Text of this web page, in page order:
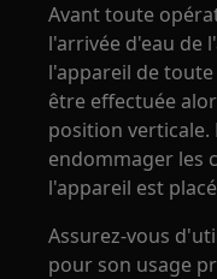
Avant toute
l'arrivée d'eau de
l'appareil de
être effectuée
position
endommager les
l'appareil est
Assurez-vous
pour son usage